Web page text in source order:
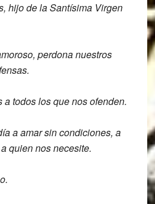
hijo de la Santísima Virgen
perdona nuestros
a todos losque nos ofenden.
a amar sincondiciones, a
quien nos necesite.